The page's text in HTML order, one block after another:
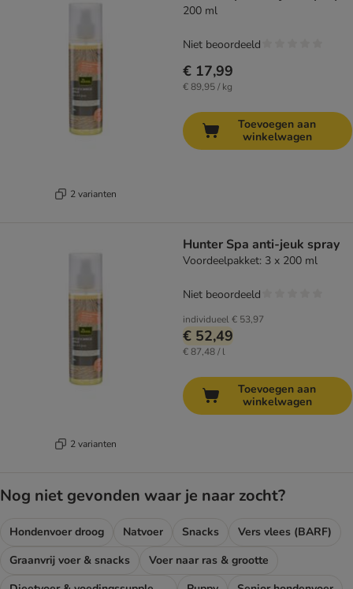
2 varianten
200 ml
€ 17,99
€ 89,95 / kg
Niet beoordeeld
Toevoegen aan
winkelwagen
2 varianten
Hunter Spa anti-jeuk spray
Voordeelpakket: 3 x 200 ml
individueel€ 53,97
€ 52,49
€ 87,48 / l
Niet beoordeeld
Toevoegen aan
winkelwagen
Nog niet gevonden waar je naar zocht?
Hondenvoer droog Natvoer Snacks
Vers vlees (BARF)
Graanvrij voer & snacks
Voer naar ras & grootte